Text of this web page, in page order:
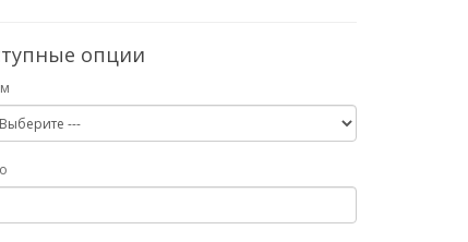
опции